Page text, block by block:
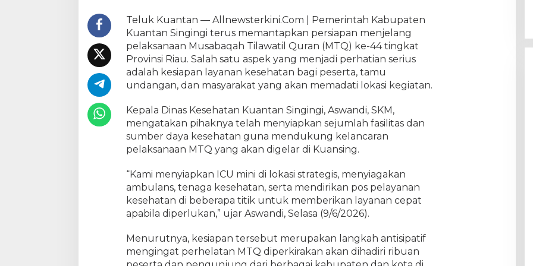
i
i
d
a
n
P
s
K
e
s
t
a
n
n
t
Teluk Kuantan — Allnewsterkini.Com | Pemerintah Kabupaten
Kuantan Singingi terus memantapkan persiapan menjelang
pelaksanaan Musabaqah Tilawatil Quran (MTQ) ke-44 tingkat
Provinsi Riau. Salah satu aspek yang menjadi perhatian serius
adalah kesiapan layanan kesehatan bagi peserta, tamu
undangan, dan masyarakat yang akan memadati lokasi kegiatan.
Kepala Dinas Kesehatan Kuantan Singingi, Aswandi, SKM,
mengatakan pihaknya telah menyiapkan sejumlah fasilitas dan
sumber daya kesehatan guna mendukung kelancaran
pelaksanaan MTQ yang akan digelar di Kuansing.
“Kami menyiapkan ICU mini di lokasi strategis, menyiagakan
ambulans, tenaga kesehatan, serta mendirikan pos pelayanan
kesehatan di beberapa titik untuk memberikan layanan cepat
apabila diperlukan,” ujar Aswandi, Selasa (9/6/2026).
Menurutnya, kesiapan tersebut merupakan langkah antisipatif
mengingat perhelatan MTQ diperkirakan akan dihadiri ribuan